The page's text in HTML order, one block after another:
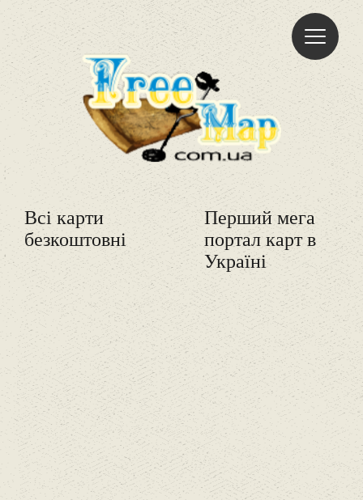
Всі карти
безкоштовні
Freemap
Перший мега
портал карт в
Україні